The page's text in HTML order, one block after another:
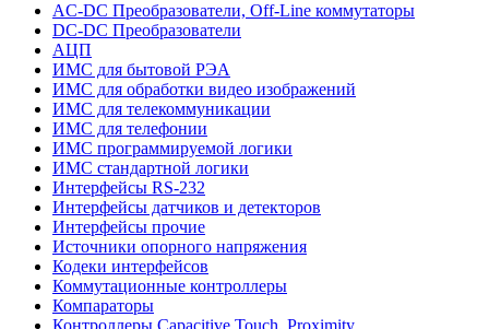
AC-DC Преобразователи, Off-Line коммутаторы
DC-DC Преобразователи
АЦП
ИМС для бытовой РЭА
ИМС для обработки видео изображений
ИМС для телекоммуникации
ИМС для телефонии
ИМС программируемой логики
ИМС стандартной логики
Интерфейсы RS-232
Интерфейсы датчиков и детекторов
Интерфейсы прочие
Источники опорного напряжения
Кодеки интерфейсов
Коммутационные контроллеры
Компараторы
Контроллеры Capacitive Touch, Proximity